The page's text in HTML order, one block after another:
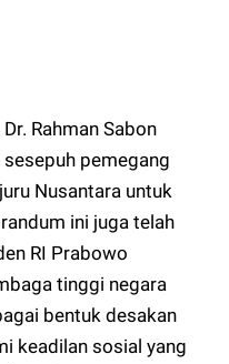
Rahman Sabon
pemegang
Nusantara untuk
ini juga telah
RI Prabowo
tinggi negara
bentuk desakan
keadilan sosial yang